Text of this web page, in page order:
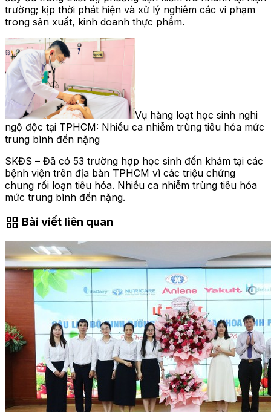
trường; kịp thời phát hiện và xử lý nghiêm các vi phạm
trong sản xuất, kinh doanh thực phẩm.
Vụ hàng loạt học sinh nghi
ngộ độc tại TPHCM: Nhiều ca nhiễm trùng tiêu hóa mức
trung bình đến nặng
SKĐS – Đã có 53 trường hợp học sinh đến khám tại các
bệnh viện trên địa bàn TPHCM vì các triệu chứng
chung rối loạn tiêu hóa. Nhiều ca nhiễm trùng tiêu hóa
mức trung bình đến nặng.
grid_view Bài viết liên quan